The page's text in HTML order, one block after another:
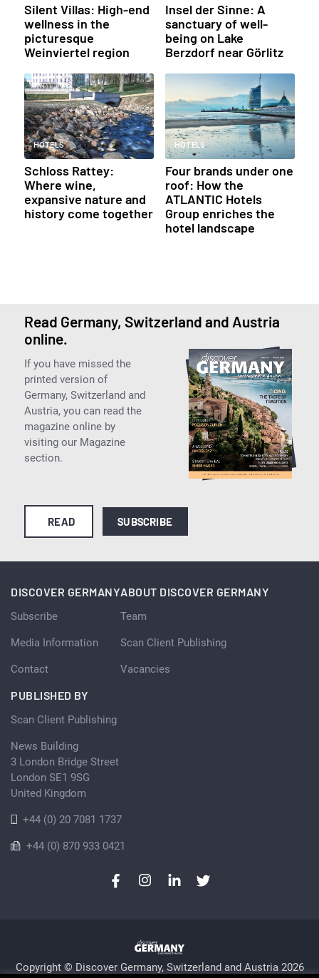
Silent Villas: High-end
wellness in the
picturesque
Weinviertel region
Insel der Sinne: A
sanctuary of well-
being on Lake
Berzdorf near Görlitz
HOTELS
Schloss Rattey:
Where wine,
expansive nature and
history come together
HOTELS
Four brands under one
roof: How the
ATLANTIC Hotels
Group enriches the
hotel landscape
Read Germany, Switzerland and Austria
online.
If you have missed the
printed version of
Germany, Switzerland and
Austria, you can read the
magazine online by
visiting our Magazine
section.
READ SUBSCRIBE
DISCOVER GERMANY
Subscribe
Media Information
Contact
ABOUT DISCOVER GERMANY
Team
Scan Client Publishing
Vacancies
PUBLISHED BY
Scan Client Publishing
News Building
3 London Bridge Street
London SE1 9SG
United Kingdom
+44 (0) 20 7081 1737
+44 (0) 870 933 0421
Copyright © Discover Germany, Switzerland and Austria 2026